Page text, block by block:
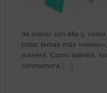
de crecer con ella y,
tratar temas más
manera. Como sabréis,
conmemora […]